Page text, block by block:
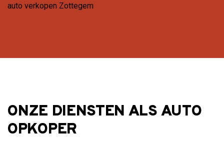
auto verkopen Zottegem
ONZE DIENSTEN ALS AUTO
OPKOPER